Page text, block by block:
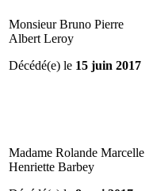
Monsieur Bruno Pierre
Albert Leroy
Décédé(e) le 15 juin 2017
Madame Rolande Marcelle
Henriette Barbey